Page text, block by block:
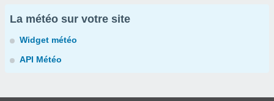
La météo sur votre site
Widget météo
API Météo